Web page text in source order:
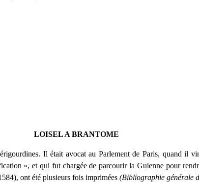
LOISEL A BRANTOME
Il était avocat au Parlement de Paris, quand il
», et qui fut chargée de parcourir la Guienne pour
ont été plusieurs fois imprimées (Bibliographie générale